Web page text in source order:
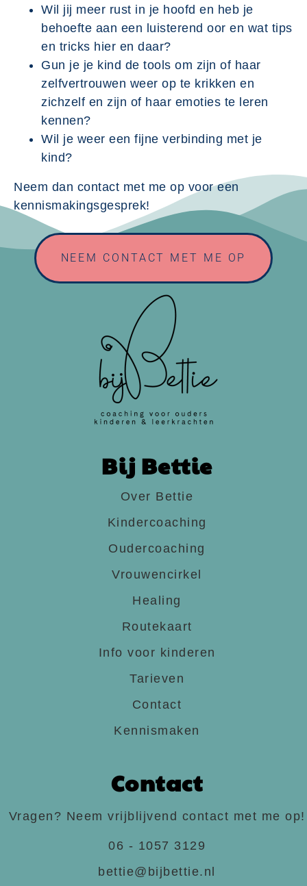
Wil jij meer rust in je hoofd en heb je
behoefte aan een luisterend oor en wat tips
en tricks hier en daar?
Gun je je kind de tools om zijn of haar
zelfvertrouwen weer op te krikken en
zichzelf en zijn of haar emoties te leren
kennen?
Wil je weer een fijne verbinding met je
kind?
Neem dan contact met me op voor een
kennismakingsgesprek!
NEEM CONTACT MET ME OP
Bij Bettie
Over Bettie
Kindercoaching
Oudercoaching
Vrouwencirkel
Healing
Routekaart
Info voor kinderen
Tarieven
Contact
Kennismaken
Contact
Vragen? Neem vrijblijvend contact met me op!
06 - 1057 3129
bettie@bijbettie.nl